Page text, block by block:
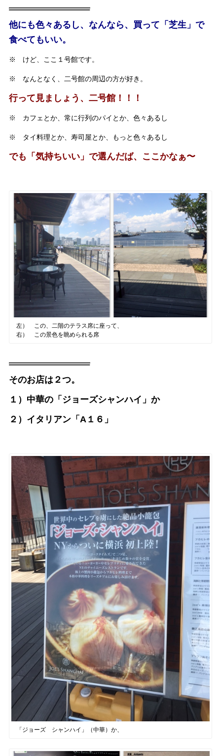
他にも色々あるし、なんなら、買って「芝生」で
食べてもいい。
※ けど、ここ１号館です。
※ なんとなく、二号館の周辺の方が好き。
行って見ましょう、二号館！！！
※ カフェとか、常に行列のパイとか、色々あるし
※ タイ料理とか、寿司屋とか、もっと色々あるし
でも「気持ちいい」で選んだば、ここかなぁ〜
左） この、二階のテラス席に座って、
右） この景色を眺められる席
そのお店は２つ。
１）中華の「ジョーズシャンハイ」か
２）イタリアン「A１６」
「ジョーズ シャンハイ」（中華）か、